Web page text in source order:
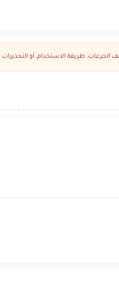
طريقة الاستخدام، أو